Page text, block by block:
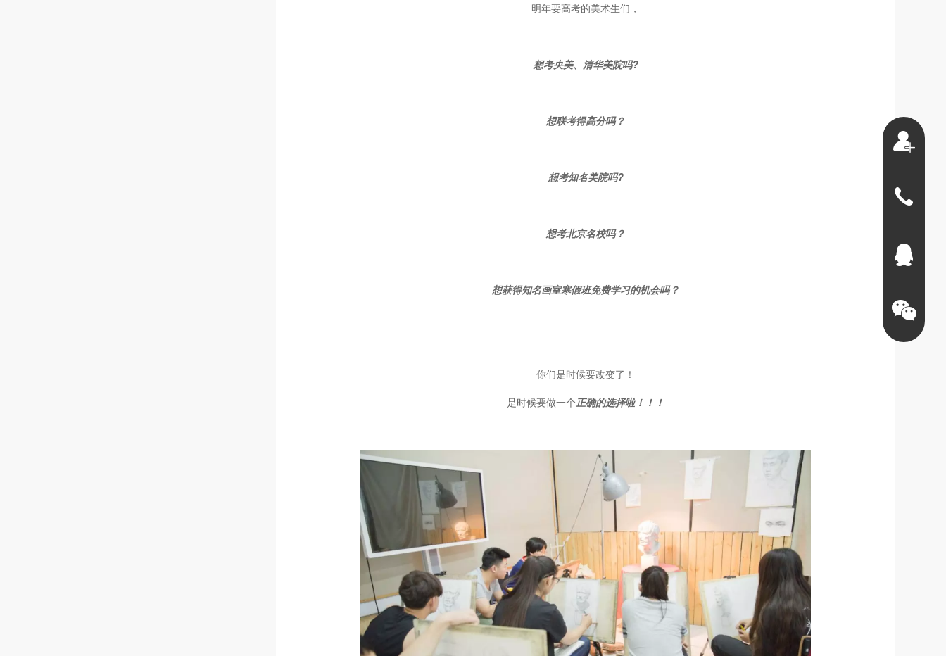
明年要高考的美术生们，
想考央美、清华美院吗?
想联考得高分吗？
想考知名美院吗?
想考北京名校吗？
想获得知名画室寒假班免费学习的机会吗？
你们是时候要改变了！
是时候要做一个正确的选择啦！！！
010-